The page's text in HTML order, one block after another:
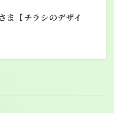
ま【チラシのデザイ